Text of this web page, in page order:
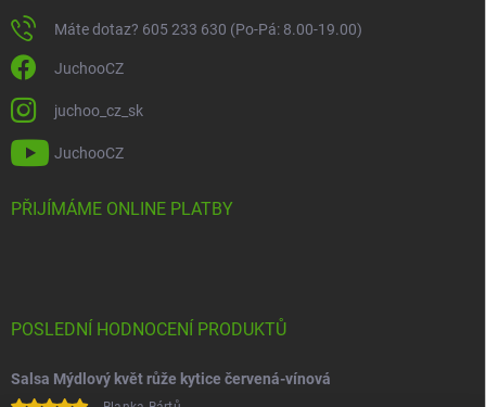
Máte dotaz? 605 233 630 (Po-Pá: 8.00-19.00)
JuchooCZ
juchoo_cz_sk
JuchooCZ
PŘIJÍMÁME ONLINE PLATBY
POSLEDNÍ HODNOCENÍ PRODUKTŮ
Salsa Mýdlový květ růže kytice červená-vínová